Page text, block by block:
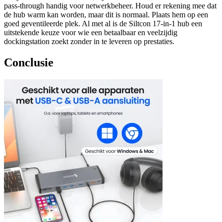
pass-through handig voor netwerkbeheer. Houd er rekening mee dat
de hub warm kan worden, maar dit is normaal. Plaats hem op een
goed geventileerde plek. Al met al is de Siltcon 17-in-1 hub een
uitstekende keuze voor wie een betaalbaar en veelzijdig
dockingstation zoekt zonder in te leveren op prestaties.
Conclusie